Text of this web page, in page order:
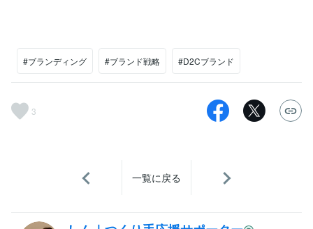
#ブランディング #ブランド戦略 #D2Cブランド
3
一覧に戻る